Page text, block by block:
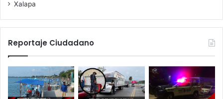
Xalapa
Reportaje Ciudadano